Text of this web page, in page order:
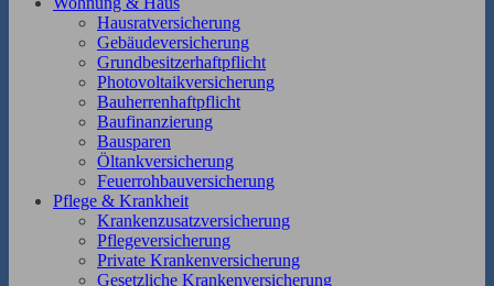
Hausratversicherung
Gebäudeversicherung
Grundbesitzerhaftpflicht
Photovoltaikversicherung
Bauherrenhaftpflicht
Baufinanzierung
Bausparen
Öltankversicherung
Feuerrohbauversicherung
Pflege & Krankheit
Krankenzusatzversicherung
Pflegeversicherung
Private Krankenversicherung
Gesetzliche Krankenversicherung